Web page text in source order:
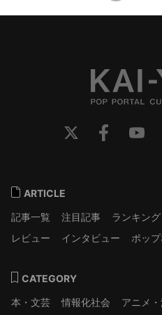
ARTICLE
記事一覧
注目記事 ランキング
レビュー
インタビュー ポッ
CATEGORY
本・文芸
情報化社会 アニメ